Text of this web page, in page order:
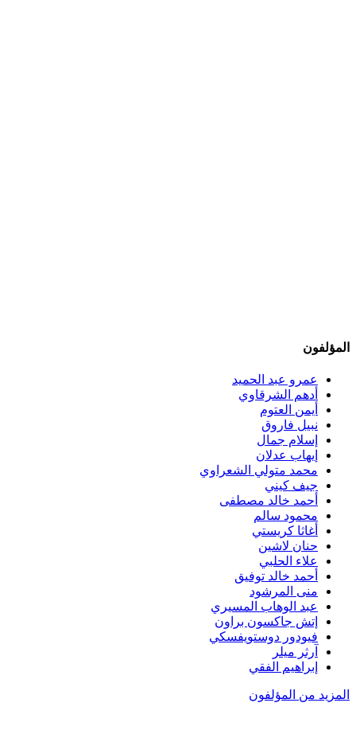
المؤلفون
عمرو عبد الحميد
أدهم الشرقاوي
أيمن العتوم
نبيل فاروق
إسلام جمال
إيهاب عدلان
محمد متولي الشعراوي
جيف كيني
أحمد خالد مصطفى
محمود سالم
أغاثا كريستي
حنان لاشين
علاء الحلبي
أحمد خالد توفيق
منى المرشود
عبد الوهاب المسيري
إتش جاكسون براون
فيودور دوستويفسكي
آرثر ميلر
إبراهيم الفقي
المزيد من المؤلفون